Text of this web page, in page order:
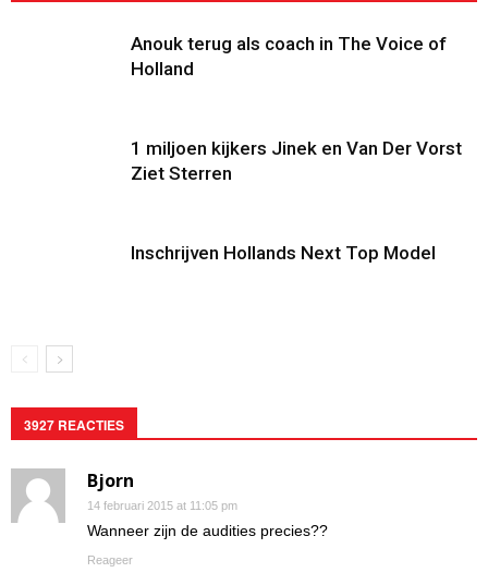
Anouk terug als coach in The Voice of
Holland
1 miljoen kijkers Jinek en Van Der Vorst
Ziet Sterren
Inschrijven Hollands Next Top Model
3927 REACTIES
Bjorn
14 februari 2015 at 11:05 pm
Wanneer zijn de audities precies??
Reageer